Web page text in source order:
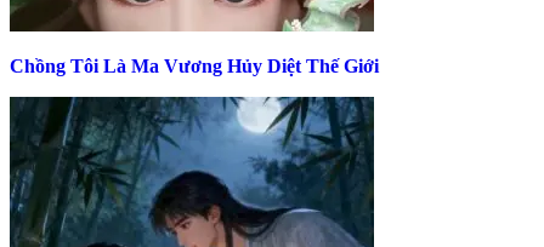
Chồng Tôi Là Ma Vương Hủy Diệt Thế Giới